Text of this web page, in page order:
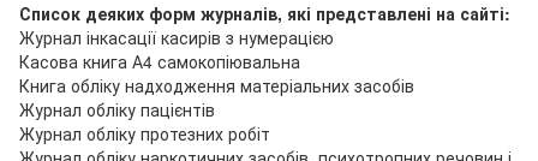
Список деяких форм журналів, які представлені на сайті:
Журнал інкасації касирів з нумерацією
Касова книга А4 самокопіювальна
Книга обліку надходження матеріальних засобів
Журнал обліку пацієнтів
Журнал обліку протезних робіт